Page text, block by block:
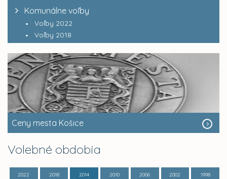
Komunálne voľby
Voľby 2022
Voľby 2018
Ceny mesta Košice
Volebné obdobia
2022
2018
2014
2010
2006
2002
1998